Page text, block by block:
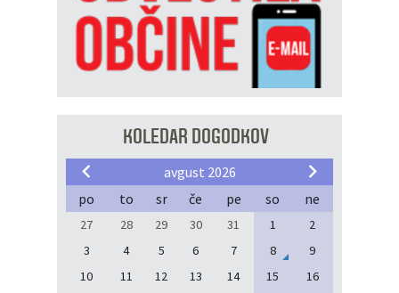
KOLEDAR DOGODKOV
avgust 2026
po
to sr če pe so ne
27 28 29 30 31 1
2
3
4 5 6 7 8
9
10
11 12 13 14 15
16